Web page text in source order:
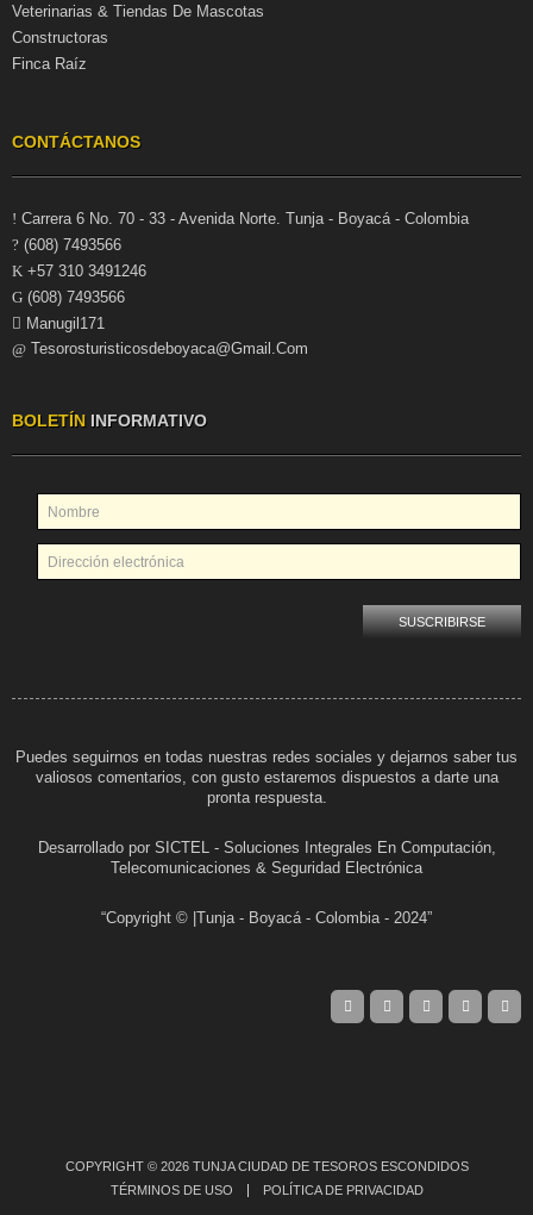
Veterinarias & Tiendas De Mascotas
Constructoras
Finca Raíz
CONTÁCTANOS
Carrera 6 No. 70 - 33 - Avenida Norte. Tunja - Boyacá - Colombia
(608) 7493566
+57 310 3491246
(608) 7493566
Manugil171
Tesorosturisticosdeboyaca@gmail.com
BOLETÍN INFORMATIVO
Puedes seguirnos en todas nuestras redes sociales y dejarnos saber tus
valiosos comentarios, con gusto estaremos dispuestos a darte una
pronta respuesta.
Desarrollado por SICTEL - Soluciones Integrales En Computación,
Telecomunicaciones & Seguridad Electrónica
“Copyright © |Tunja - Boyacá - Colombia - 2024”
COPYRIGHT © 2026 TUNJA CIUDAD DE TESOROS ESCONDIDOS
TÉRMINOS DE USO
POLÍTICA DE PRIVACIDAD